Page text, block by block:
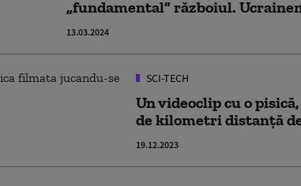
„fundamental” războiul.
13.03.2024
SCI-TECH
Un videoclip cu o
de kilometri distanţă
19.12.2023